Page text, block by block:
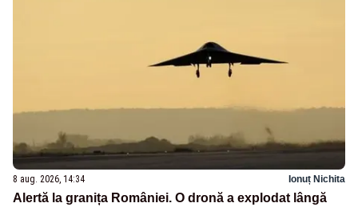
8 aug. 2026, 14:34 Ionuț Nichita
Alertă la granița României. O dronă a explodat lângă